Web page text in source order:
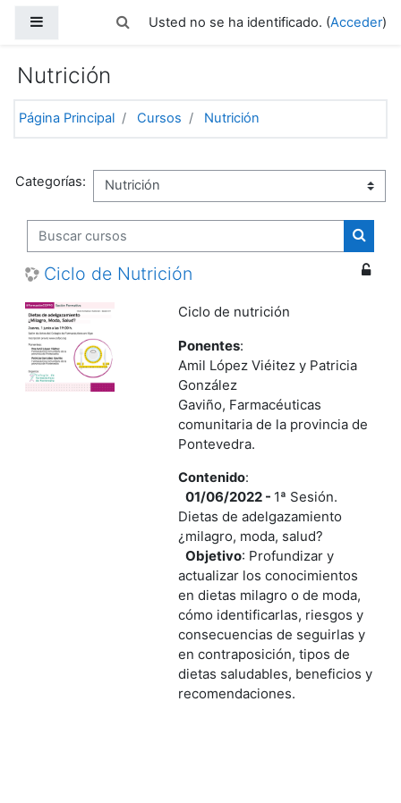
Panel lateral
Selector de búsqueda de entrada
Usted no se ha identificado. (Acceder)
Nutrición
Página Principal Cursos Nutrición
Categorías:
Buscar cursos
Ciclo de Nutrición
Ciclo de nutrición
Ponentes:
Amil López Viéitez y Patricia
González
Gaviño, Farmacéuticas
comunitaria de la provincia de
Pontevedra.
Contenido:
01/06/2022 - 1ª Sesión.
Dietas de adelgazamiento
¿milagro, moda, salud?
Objetivo: Profundizar y
actualizar los conocimientos
en dietas milagro o de moda,
cómo identificarlas, riesgos y
consecuencias de seguirlas y
en contraposición, tipos de
dietas saludables, beneficios y
recomendaciones.